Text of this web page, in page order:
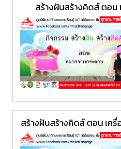
สร้างฝันสร้างคิดส์ ตอน
สร้างฝันสร้างคิดส์ ตอน เค